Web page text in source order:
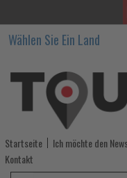
Florida
baut
weiter
aus
Wählen Sie Ein Land
Startseite Ich möchte den
Kontakt